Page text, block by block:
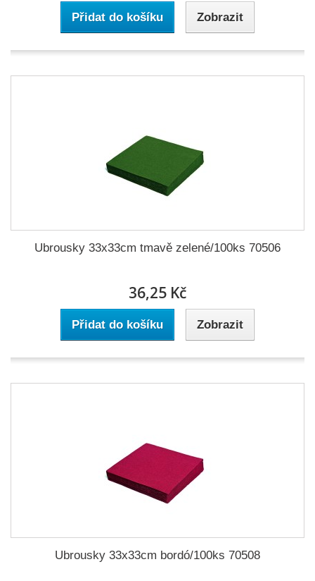
Přidat do košíku Zobrazit
Ubrousky 33x33cm tmavě zelené/100ks 70506
36,25 Kč
Přidat do košíku Zobrazit
Ubrousky 33x33cm bordó/100ks 70508